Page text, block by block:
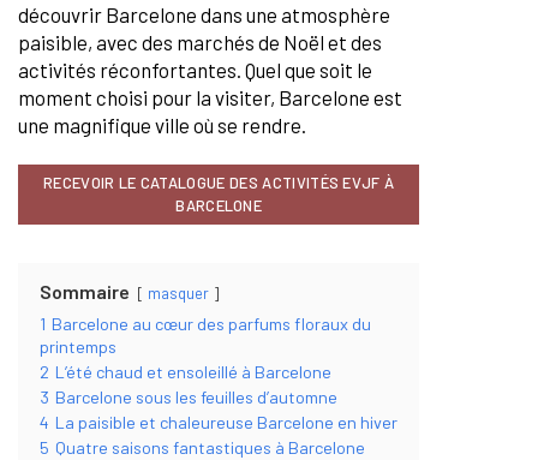
découvrir Barcelone dans une atmosphère
paisible, avec des marchés de Noël et des
activités réconfortantes. Quel que soit le
moment choisi pour la visiter, Barcelone est
une magnifique ville où se rendre.
RECEVOIR LE CATALOGUE DES ACTIVITÉS EVJF À
BARCELONE
Sommaire masquer
1 Barcelone au cœur des parfums floraux du
printemps
2 L’été chaud et ensoleillé à Barcelone
3 Barcelone sous les feuilles d’automne
4 La paisible et chaleureuse Barcelone en hiver
5 Quatre saisons fantastiques à Barcelone